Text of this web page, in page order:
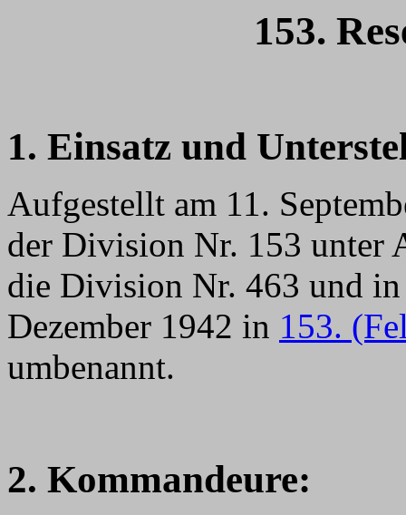
153.
1. Einsatz und
Aufgestellt am 11.
der Division Nr. 153 unter
die Division Nr. 463 und
Dezember 1942 in 153.
umbenannt.
2. Kommandeure: